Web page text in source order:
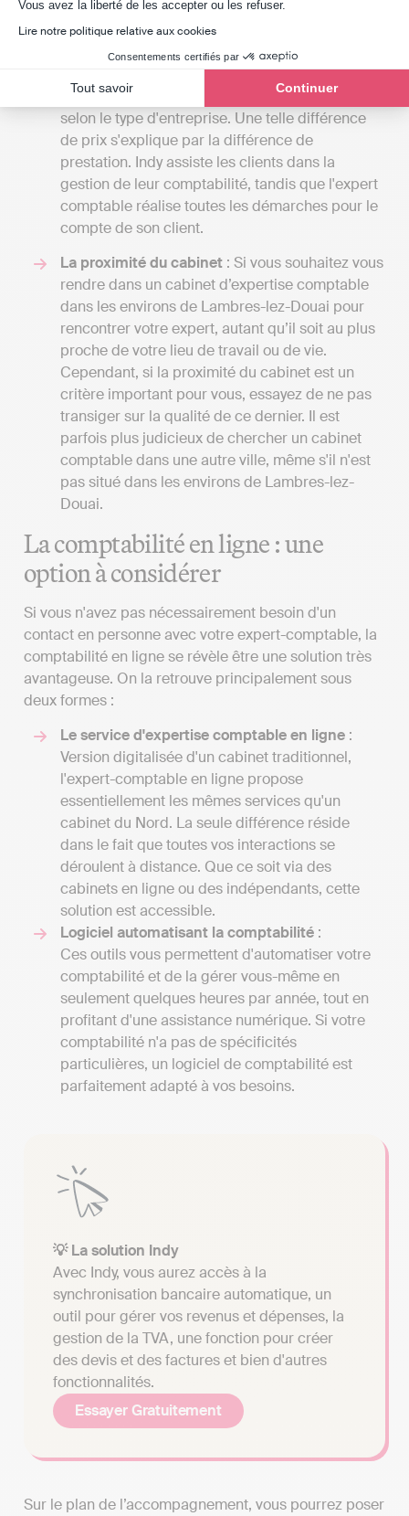
Vous avez la liberté de les accepter ou les refuser.
Lire notre politique relative aux cookies
Consentements certifiés par
Tout savoir Continuer
simples de comptabilité de trésorerie ou une
comptabilité d’engagement avec gestion de la
paie, budget prévisionnel etc.
A titre de comparaison, une solution en ligne
comme Indy coûte entre 240 € et 588 € / an HT
selon le type d'entreprise. Une telle différence
de prix s'explique par la différence de
prestation. Indy assiste les clients dans la
gestion de leur comptabilité, tandis que l'expert
comptable réalise toutes les démarches pour le
compte de son client.
La proximité du cabinet : Si vous souhaitez vous
rendre dans un cabinet d’expertise comptable
dans les environs de Lambres-lez-Douai pour
rencontrer votre expert, autant qu’il soit au plus
proche de votre lieu de travail ou de vie.
Cependant, si la proximité du cabinet est un
critère important pour vous, essayez de ne pas
transiger sur la qualité de ce dernier. Il est
parfois plus judicieux de chercher un cabinet
comptable dans une autre ville, même s'il n'est
pas situé dans les environs de Lambres-lez-
Douai.
La comptabilité en ligne : une
option à considérer
Si vous n'avez pas nécessairement besoin d'un
contact en personne avec votre expert-comptable, la
comptabilité en ligne se révèle être une solution très
avantageuse. On la retrouve principalement sous
deux formes :
Le service d'expertise comptable en ligne :
Version digitalisée d'un cabinet traditionnel,
l'expert-comptable en ligne propose
essentiellement les mêmes services qu'un
cabinet du Nord. La seule différence réside
dans le fait que toutes vos interactions se
déroulent à distance. Que ce soit via des
cabinets en ligne ou des indépendants, cette
solution est accessible.
Logiciel automatisant la comptabilité :
Ces outils vous permettent d'automatiser votre
comptabilité et de la gérer vous-même en
seulement quelques heures par année, tout en
profitant d'une assistance numérique. Si votre
comptabilité n'a pas de spécificités
particulières, un logiciel de comptabilité est
parfaitement adapté à vos besoins.
💡 La solution Indy
Avec Indy, vous aurez accès à la
synchronisation bancaire automatique, un
outil pour gérer vos revenus et dépenses, la
gestion de la TVA, une fonction pour créer
des devis et des factures et bien d'autres
fonctionnalités.
Essayer Gratuitement
Sur le plan de l’accompagnement, vous pourrez poser